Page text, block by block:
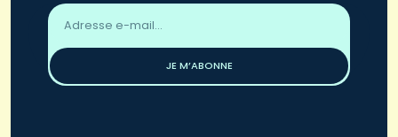
Adresse
email
JE M’ABONNE